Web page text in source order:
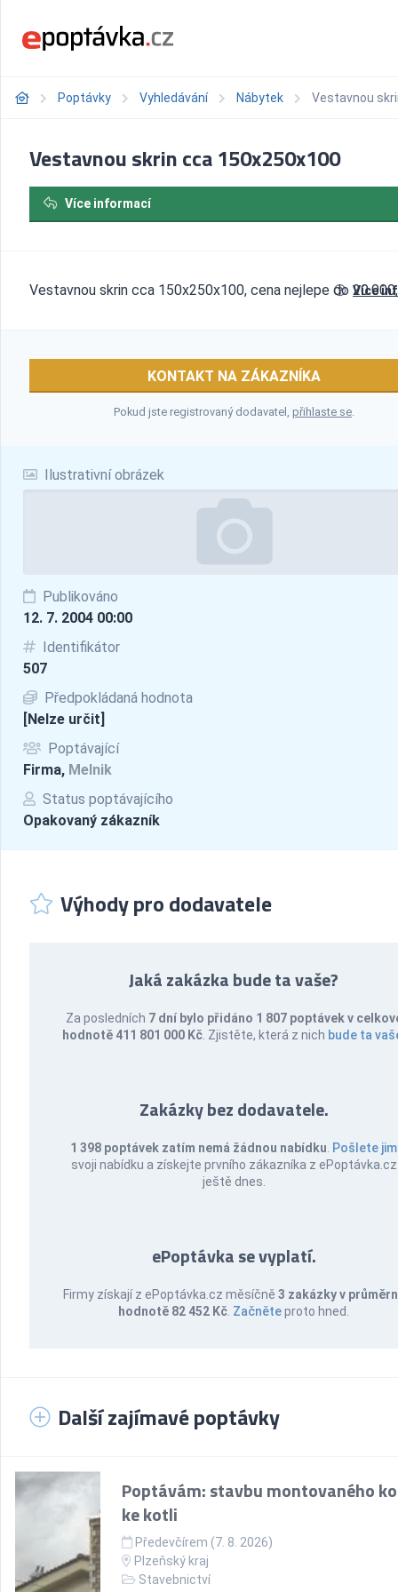
Poptávky Vyhledávání Nábytek Vestavnou
Ilustrativní obrázek
Publikováno
12. 7. 2004 00:00
Identifikátor
507
Předpokládaná hodnota
[Nelze určit]
Poptávající
Firma, Melnik
Status poptávajícího
Opakovaný zákazník
Vestavnou skrin cca 150x250x100
Více informací
Vestavnou skrin cca 150x250x100, cena nejlepe do Více
KONTAKT NA ZÁKAZNÍKA
Pokud jste registrovaný dodavatel, přihlaste se.
Výhody pro dodavatele
Jaká zakázka bude ta vaše?
Za posledních 7 dní bylo přidáno 1 807 poptávek v
hodnotě 411 801 000 Kč . Zjistěte, která z nich bude ta
Zakázky bez dodavatele.
1 398 poptávek zatím nemá žádnou nabídku Pošlete jim
svoji nabídku a získejte prvního zákazníka z ePoptávka.cz
ještě dnes.
ePoptávka se vyplatí.
Firmy získají z ePoptávka.cz měsíčně 3 zakázky v
hodnotě 82 452 Kč Začněteproto hned.
Další zajímavé poptávky
Poptávám: stavbu montovaného
ke kotli
Předevčírem (7. 8. 2026)
Plzeňský kraj
Stavebnictví